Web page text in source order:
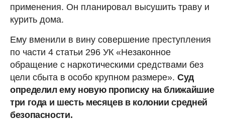
применения. Он планировал высушить траву и
курить дома.
Ему вменили в вину совершение преступления
по части 4 статьи 296 УК «Незаконное
обращение с наркотическими средствами без
цели сбыта в особо крупном размере». Суд
определил ему новую прописку на ближайшие
три года и шесть месяцев в колонии средней
безопасности.